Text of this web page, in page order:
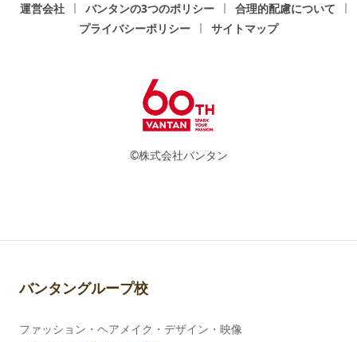
運営会社 バンタンの3つのポリシー
合理的配慮について
プライバシーポリシー
サイトマップ
©株式会社バンタン
バンタングループ校
ファッション・ヘアメイク・デザイン・映像